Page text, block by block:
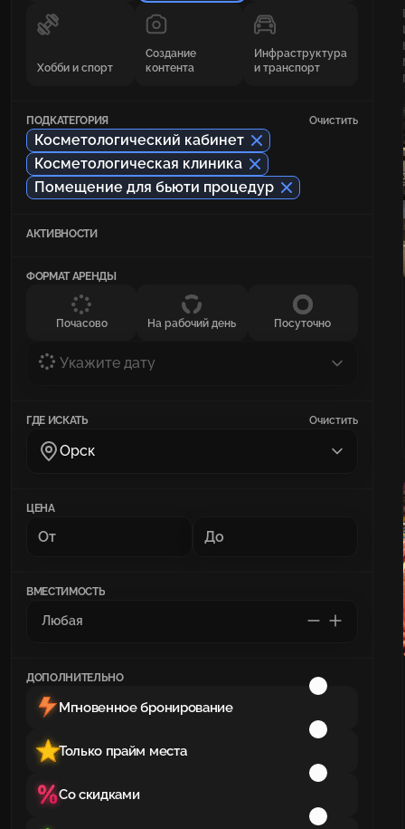
Хобби и спорт
Создание
контента
Инфраструктура
и транспорт
ПОДКАТЕГОРИЯ Очистить
Косметологический кабинет
Косметологическая клиника
Помещение для бьюти процедур
АКТИВНОСТИ
ФОРМАТ АРЕНДЫ
Почасово На рабочий день Посуточно
Укажите дату
ГДЕ ИСКАТЬ Очистить
Орск
ЦЕНА
ВМЕСТИМОСТЬ
ДОПОЛНИТЕЛЬНО
Мгновенное бронирование
Только прайм места
Со скидками